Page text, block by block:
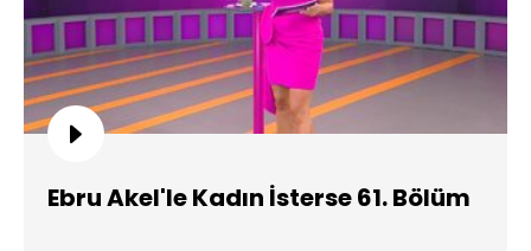
Ebru Akel'le Kadın İsterse 61. Bölüm